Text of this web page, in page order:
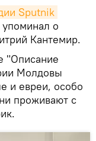
Sputnik
о
Кантемир.
"Описание
Молдовы
и евреи, особо
проживают с